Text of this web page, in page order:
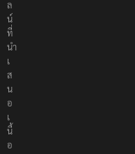
น
ไ
ล
น์
ที่
นำ
เ
ส
น
อ
เ